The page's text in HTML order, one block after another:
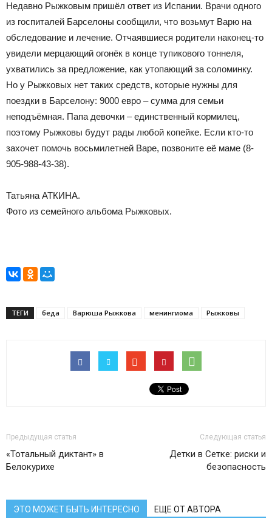
Недавно Рыжковым пришёл ответ из Испании. Врачи одного
из госпиталей Барселоны сообщили, что возьмут Варю на
обследование и лечение. Отчаявшиеся родители наконец-то
увидели мерцающий огонёк в конце тупикового тоннеля,
ухватились за предложение, как утопающий за соломинку.
Но у Рыжковых нет таких средств, которые нужны для
поездки в Барселону: 9000 евро – сумма для семьи
неподъёмная. Папа девочки – единственный кормилец,
поэтому Рыжковы будут рады любой копейке. Если кто-то
захочет помочь восьмилетней Варе, позвоните её маме (8-
905-988-43-38).
Татьяна АТКИНА.
Фото из семейного альбома Рыжковых.
ТЕГИ беда Варюша Рыжкова менингиома Рыжковы
Предыдущая статья
«Тотальный диктант» в
Белокурихе
Следующая статья
Детки в Сетке: риски и
безопасность
ЭТО МОЖЕТ БЫТЬ ИНТЕРЕСНО ЕЩЕ ОТ АВТОРА